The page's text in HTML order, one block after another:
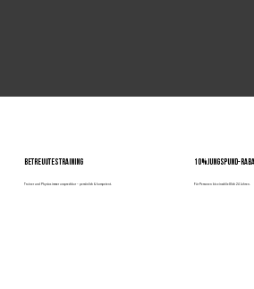
BETREUUTES TRAINING
Trainer und Physios immer ansprechbar – persönlich & kompetent.
10% Jungspund-
Für Personen bis einschließlich 24 Jahren.